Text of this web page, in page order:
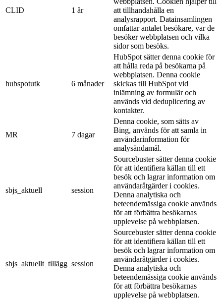
CLID 1 år
att tillhandahålla en
analysrapport. Datainsamlingen
omfattar antalet besökare, var de
besöker webbplatsen och vilka
sidor som besöks.
hubspotutk 6 månader
HubSpot sätter denna cookie för
att hålla reda på besökarna på
webbplatsen. Denna cookie
skickas till HubSpot vid
inlämning av formulär och
används vid deduplicering av
kontakter.
MR 7 dagar
Denna cookie, som sätts av
Bing, används för att samla in
användarinformation för
analysändamål.
sbjs_aktuell session
Sourcebuster sätter denna cookie
för att identifiera källan till ett
besök och lagrar information om
användaråtgärder i cookies.
Denna analytiska och
beteendemässiga cookie används
för att förbättra besökarnas
upplevelse på webbplatsen.
sbjs_aktuellt_tillägg session
Sourcebuster sätter denna cookie
för att identifiera källan till ett
besök och lagrar information om
användaråtgärder i cookies.
Denna analytiska och
beteendemässiga cookie används
för att förbättra besökarnas
upplevelse på webbplatsen.